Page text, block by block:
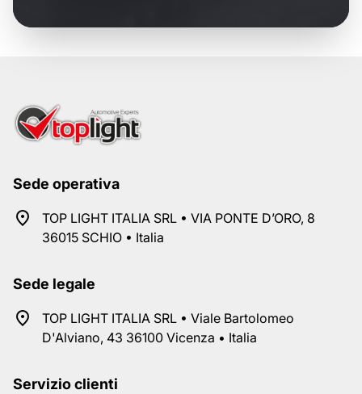
Sede operativa
TOP LIGHT ITALIA SRL • VIA PONTE D’ORO, 8
36015 SCHIO • Italia
Sede legale
TOP LIGHT ITALIA SRL • Viale Bartolomeo
D'Alviano, 43 36100 Vicenza • Italia
Servizio clienti